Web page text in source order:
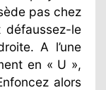
pas chez
le
A l’une
en « U »,
alors